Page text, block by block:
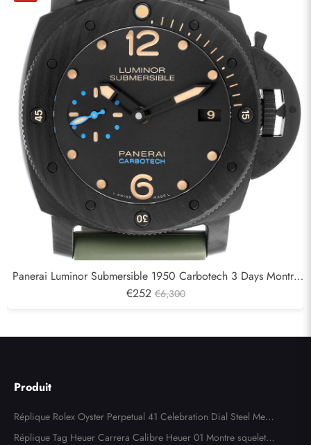
Panerai Luminor Submersible 1950 Carbotech 3 Days Montre
pour homme PAM00616
€252 €6,300
Produit
Réplique Rolex Oyster Perpetual 41 Celebration Dial Steel Mens
Watch 124300
Réplique Tag Heuer Carrera Calibre Heuer 01 Montre squelette